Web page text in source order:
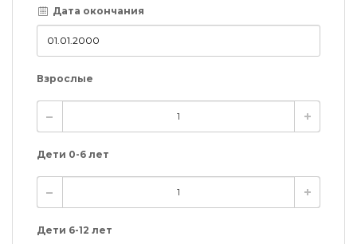
Дата окончания
Взрослые
Дети 0-6 лет
Дети 6-12 лет